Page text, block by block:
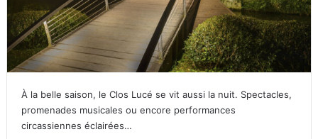
À la belle saison, le Clos Lucé se vit aussi la nuit. Spectacles,
promenades musicales ou encore performances
circassiennes éclairées…